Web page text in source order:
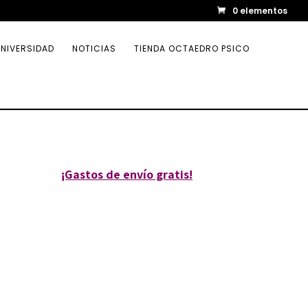
0 elementos
NOTICIAS TIENDA OCTAEDRO PSICO
¡Gastos de envío gratis!